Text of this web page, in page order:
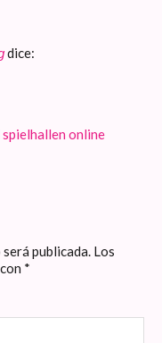
dice:
spielhallen online
publicada. Los
*